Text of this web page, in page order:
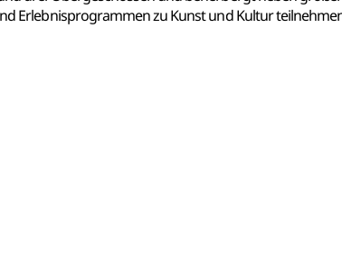
Erlebnisprogrammen zu Kunst und Kultur